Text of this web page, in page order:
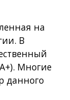
на
В
Многие
данного